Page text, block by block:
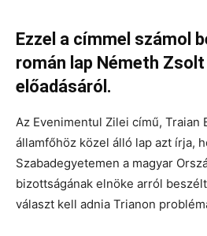
Ezzel a címmel számol
román lap Németh
előadásáról.
Az Evenimentul Zilei című, Traian
államfőhöz közel álló lap azt írja,
Szabadegyetemen a magyar
bizottságának elnöke arról
választ kell adnia Trianon